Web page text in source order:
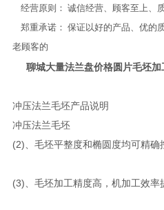
经营原则： 诚信经营、顾客至上、
郑重承诺： 保证以好的产品、优的
老顾客的
聊城大量法兰盘价格圆片毛坯
冲压法兰毛坯产品说明
冲压法兰毛坯
(2)、毛坯平整度和椭圆度均可精确
(3)、毛坯加工精度高，机加工效率